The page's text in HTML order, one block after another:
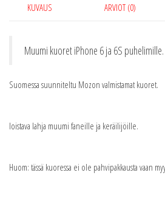
KUVAUS ARVIOT (0)
Muumi kuoret iPhone 6 ja 6S puhelimille.
Suomessa suunniteltu Mozon valmistamat kuoret.
loistava lahja muumi faneille ja keräilijöille.
Huom: tässä kuoressa ei ole pahvipakkausta vaan